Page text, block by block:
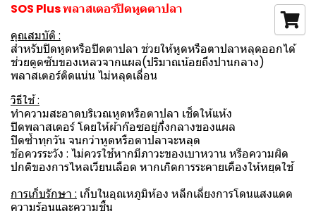
SOS Plus พลาสเตอร์ปิดหูดตาปลา
คุุณสมบัติ :
สำหรับปิดหูดหรือปิดตาปลา ช่วยให้หูดหรือตาปลาหลุดออกได้
ช่วยดูดซับของเหลวจากแผล(ปริมาณน้อยถึงปานกลาง)
พลาสเตอร์ติดแน่น ไม่หลุดเลื่อน
วิธีใช้ :
ทำความสะอาดบริเวณหูดหรือตาปลา เช็ดให้แห้ง
ปิดพลาสเตอร์ โดยให้ผ้าก๊อซอยู่กึ่งกลางของแผล
ปิดซ้ำทุกวัน จนกว่าหูดหรือตาปลาจะหลุด
ข้อควรระวัง : ไม่ควรใช้หากมีภาวะของเบาหวาน หรือความผิด
ปกติของการไหลเวียนเลือด หากเกิดการระคายเคืองให้หยุดใช้
การเก็บรักษา : เก็บในอุณหภูมิห้อง หลีกเลี่ยงการโดนแสงแดด
ความร้อนและความชื้น